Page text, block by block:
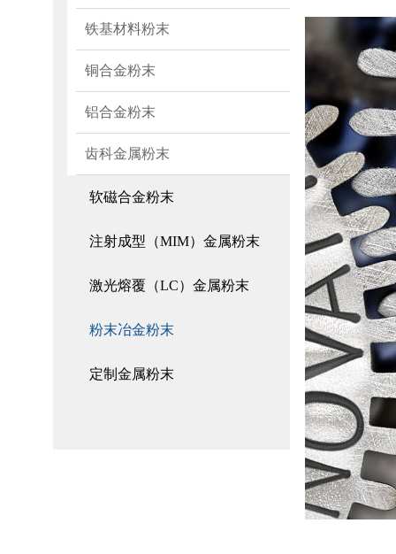
铁基材料粉末
铜合金粉末
铝合金粉末
齿科金属粉末
软磁合金粉末
注射成型（MIM）金属粉末
激光熔覆（LC）金属粉末
粉末冶金粉末
定制金属粉末